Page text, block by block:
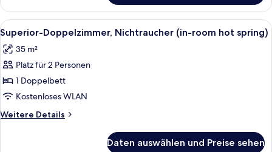
Nichtraucher
(Eurasia)
Alle
Fotos
für
Superior-
Doppelzimmer,
Nichtraucher
(in-
room
Ein Hotelzimmer mit einem großen
6
Superior-Doppelzimmer, Nichtraucher (in-room hot spring)
35 m²
Platz für 2 Personen
1 Doppelbett
Kostenloses WLAN
Weitere Details
Weitere
Daten auswählen und Preise sehen